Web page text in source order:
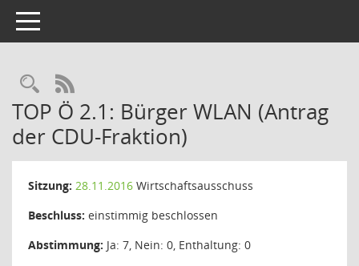
Toggle navigation
Rechercheauswahl
RSS-Feed
TOP Ö 2.1: Bürger WLAN (Antrag
der CDU-Fraktion)
Sitzung: 28.11.2016 Wirtschaftsausschuss
Beschluss: einstimmig beschlossen
Abstimmung: Ja: 7, Nein: 0, Enthaltung: 0